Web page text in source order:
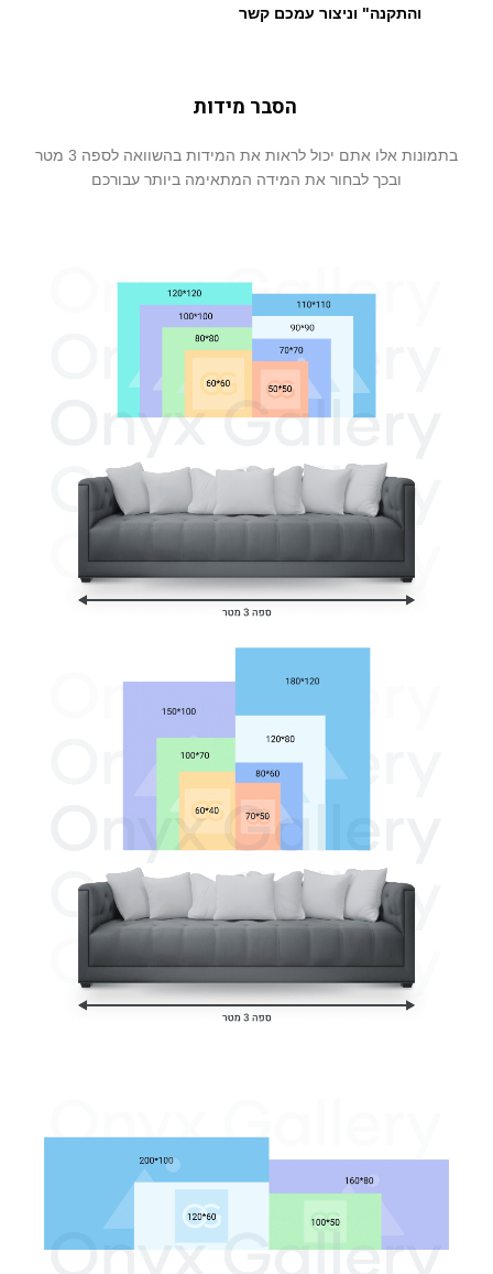
והתקנה" וניצור עמכם קשר
הסבר מידות
בתמונות אלו אתם יכול לראות את המידות בהשוואה לספה 3 מטר
ובכך לבחור את המידה המתאימה ביותר עבורכם